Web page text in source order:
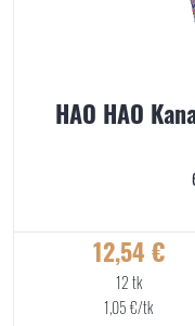
HAO HAO
12,54 €
12 tk
1,05€/tk